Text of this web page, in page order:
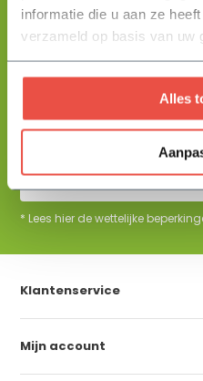
informatie die u aan ze
verzameld op basis van uw
Alles
Help mij kiezen
+31
De beste
ontvangen?
* Lees hier de wettelijke
Klantenservice
Mijn account